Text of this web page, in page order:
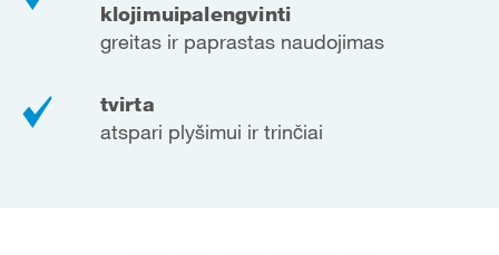
klojimuipalengvinti
greitas ir paprastas naudojimas
tvirta
atspari plyšimui ir trinčiai